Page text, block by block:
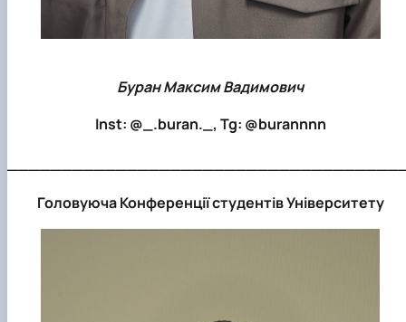
Буран Максим Вадимович
Inst: @_.buran._, Tg: @burannnn
Головуюча Конференції студентів Університету